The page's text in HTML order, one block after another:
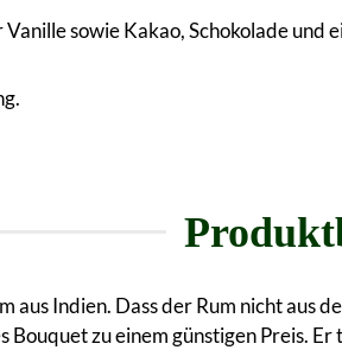
sowie Kakao, Schokolade und
aus Indien. Dass der Rum nicht
zu einem günstigen Preis.